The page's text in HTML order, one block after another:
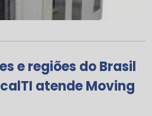
e regiões do Brasil
atende Moving